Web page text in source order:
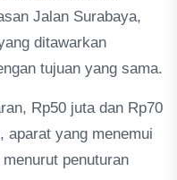
Jalan Surabaya,
ditawarkan
tujuan yang sama.
Rp50 juta dan Rp70
aparat yang menemui
penuturan